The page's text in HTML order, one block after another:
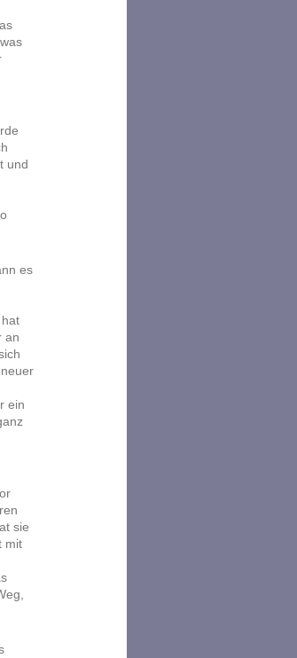
und
es
an
ein
sie
mit